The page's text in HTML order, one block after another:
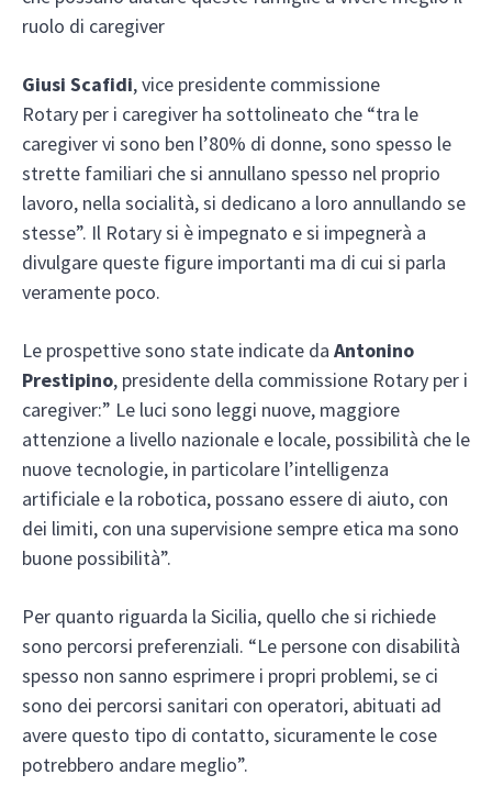
ruolo di caregiver
Giusi Scafidi, vice presidente commissione
Rotary per i caregiver ha sottolineato che “tra le
caregiver vi sono ben l’80% di donne, sono spesso le
strette familiari che si annullano spesso nel proprio
lavoro, nella socialità, si dedicano a loro annullando se
stesse”. Il Rotary si è impegnato e si impegnerà a
divulgare queste figure importanti ma di cui si parla
veramente poco.
Le prospettive sono state indicate da Antonino
Prestipino, presidente della commissione Rotary per i
caregiver:” Le luci sono leggi nuove, maggiore
attenzione a livello nazionale e locale, possibilità che le
nuove tecnologie, in particolare l’intelligenza
artificiale e la robotica, possano essere di aiuto, con
dei limiti, con una supervisione sempre etica ma sono
buone possibilità”.
Per quanto riguarda la Sicilia, quello che si richiede
sono percorsi preferenziali. “Le persone con disabilità
spesso non sanno esprimere i propri problemi, se ci
sono dei percorsi sanitari con operatori, abituati ad
avere questo tipo di contatto, sicuramente le cose
potrebbero andare meglio”.